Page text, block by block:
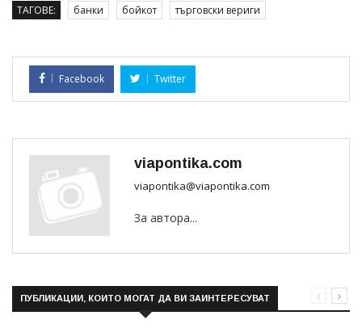
ТАГОВЕ: банки бойкот търговски вериги
Facebook Twitter
viapontika.com
viapontika@viapontika.com
За автора...
ПУБЛИКАЦИИ, КОИТО МОГАТ ДА ВИ ЗАИНТЕРЕСУВАТ